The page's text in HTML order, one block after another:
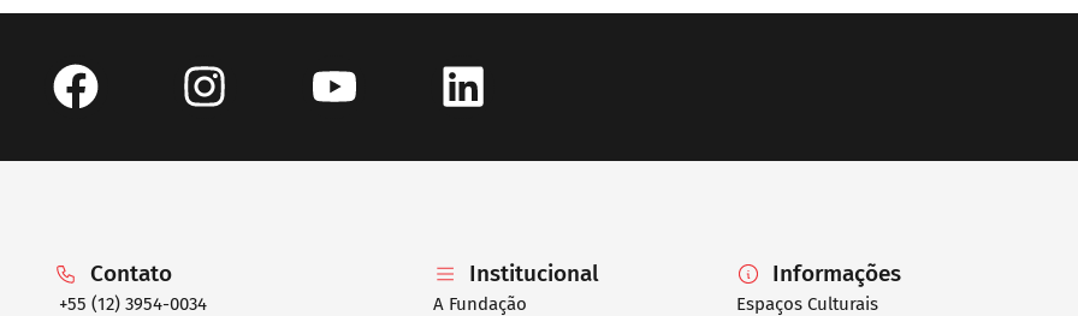
Contato
+55 (12) 3954-0034
Institucional
A Fundação
Informações
Espaços Culturais